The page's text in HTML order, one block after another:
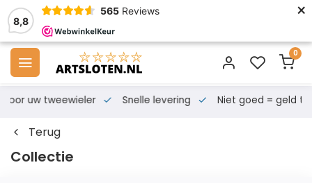
8,8
565 Reviews ×
0
voor uw tweewieler Snelle levering Niet goed = geld
Terug
Collectie